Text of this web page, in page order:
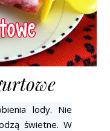
lody. Nie
świetne. W